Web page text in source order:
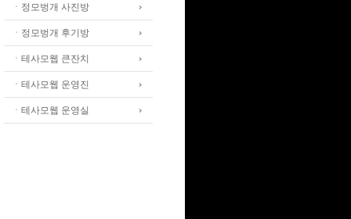
ㆍ정모벙개 사진방
ㆍ정모벙개 후기방
ㆍ테사모웹 큰잔치
ㆍ테사모웹 운영진
ㆍ테사모웹 운영실